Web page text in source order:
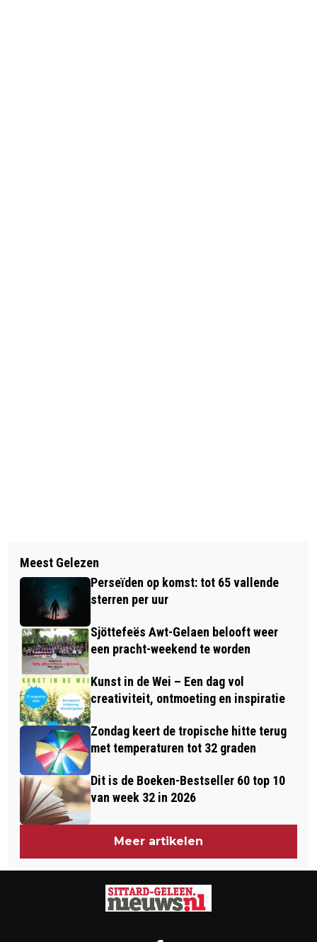
TAALPUNTEN IN ZIEKENHUIZEN
ZUYDERLAND VOOR
LAAGGELETTERDEN
FERRY SERVICES ON THE RIVER
MEUSE RESUMED FOR CYCLISTS AND
PEDESTRIANS
Meest Gelezen
Perseïden op komst: tot 65 vallende
sterren per uur
Sjöttefeës Awt-Gelaen belooft weer
een pracht-weekend te worden
Kunst in de Wei – Een dag vol
creativiteit, ontmoeting en inspiratie
Zondag keert de tropische hitte terug
met temperaturen tot 32 graden
Dit is de Boeken-Bestseller 60 top 10
van week 32 in 2026
Meer artikelen